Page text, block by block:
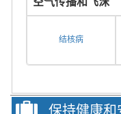
结核病
保持健康和